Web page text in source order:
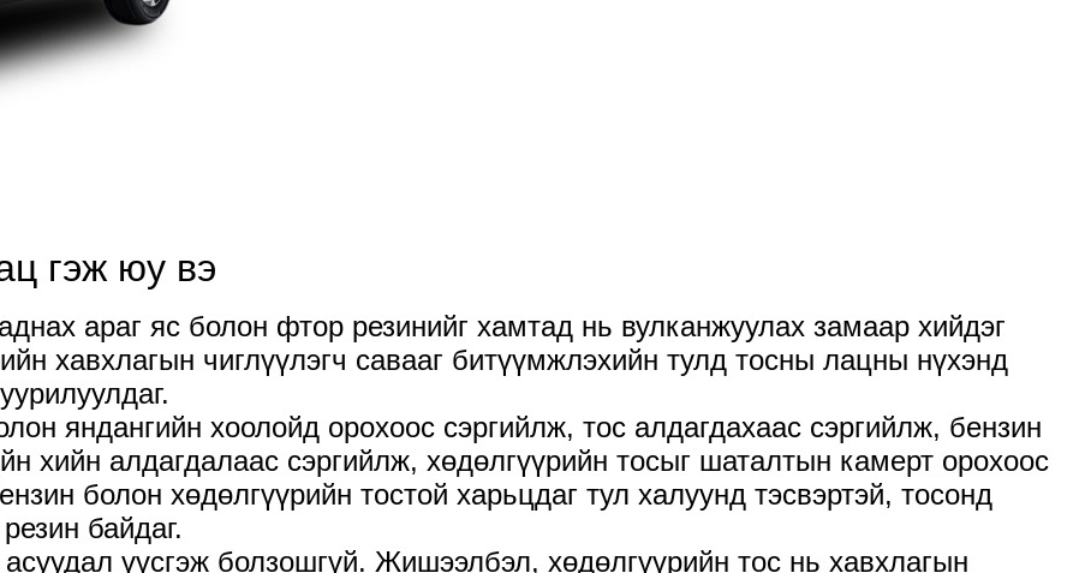
гэж юу вэ
араг яс болон фтор резинийг хамтад нь вулканжуулах замаар хийдэг
хавхлагын чиглүүлэгч савааг битүүмжлэхийн тулд тосны лацны нүхэнд
яндангийн хоолойд орохоос сэргийлж, тос алдагдахаас сэргийлж, бензин
хийн алдагдалаас сэргийлж, хөдөлгүүрийн тосыг шаталтын камерт орохоос
болон хөдөлгүүрийн тостой харьцдаг тул халуунд тэсвэртэй, тосонд
байдаг.
үүсгэж болзошгүй. Жишээлбэл, хөдөлгүүрийн тос нь хавхлагын